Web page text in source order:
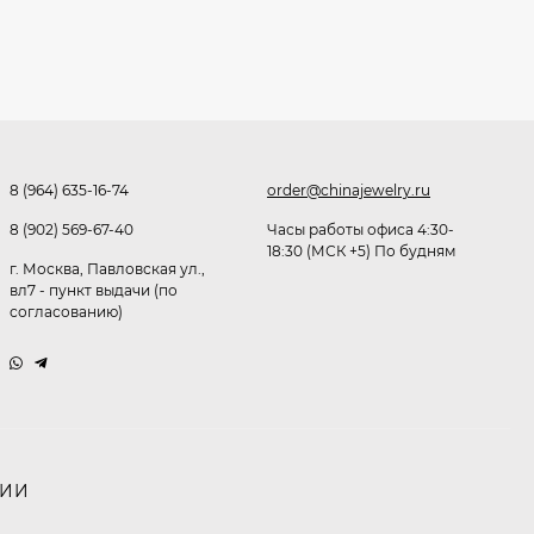
₽
8 (964) 635-16-74
8 (902) 569-67-40
г. Москва, Павловская ул.,
вл7 - пункт выдачи (по
согласованию)
order@chinajewelry.ru
Часы работы офиса 4:30-
18:30 (МСК +5) По будням